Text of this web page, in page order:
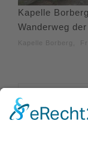
Kapelle
Wanderweg
Kapelle Borberg,